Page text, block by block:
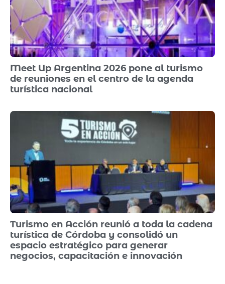
Meet Up Argentina 2026 pone al turismo
de reuniones en el centro de la agenda
turística nacional
Turismo en Acción reunió a toda la cadena
turística de Córdoba y consolidó un
espacio estratégico para generar
negocios, capacitación e innovación